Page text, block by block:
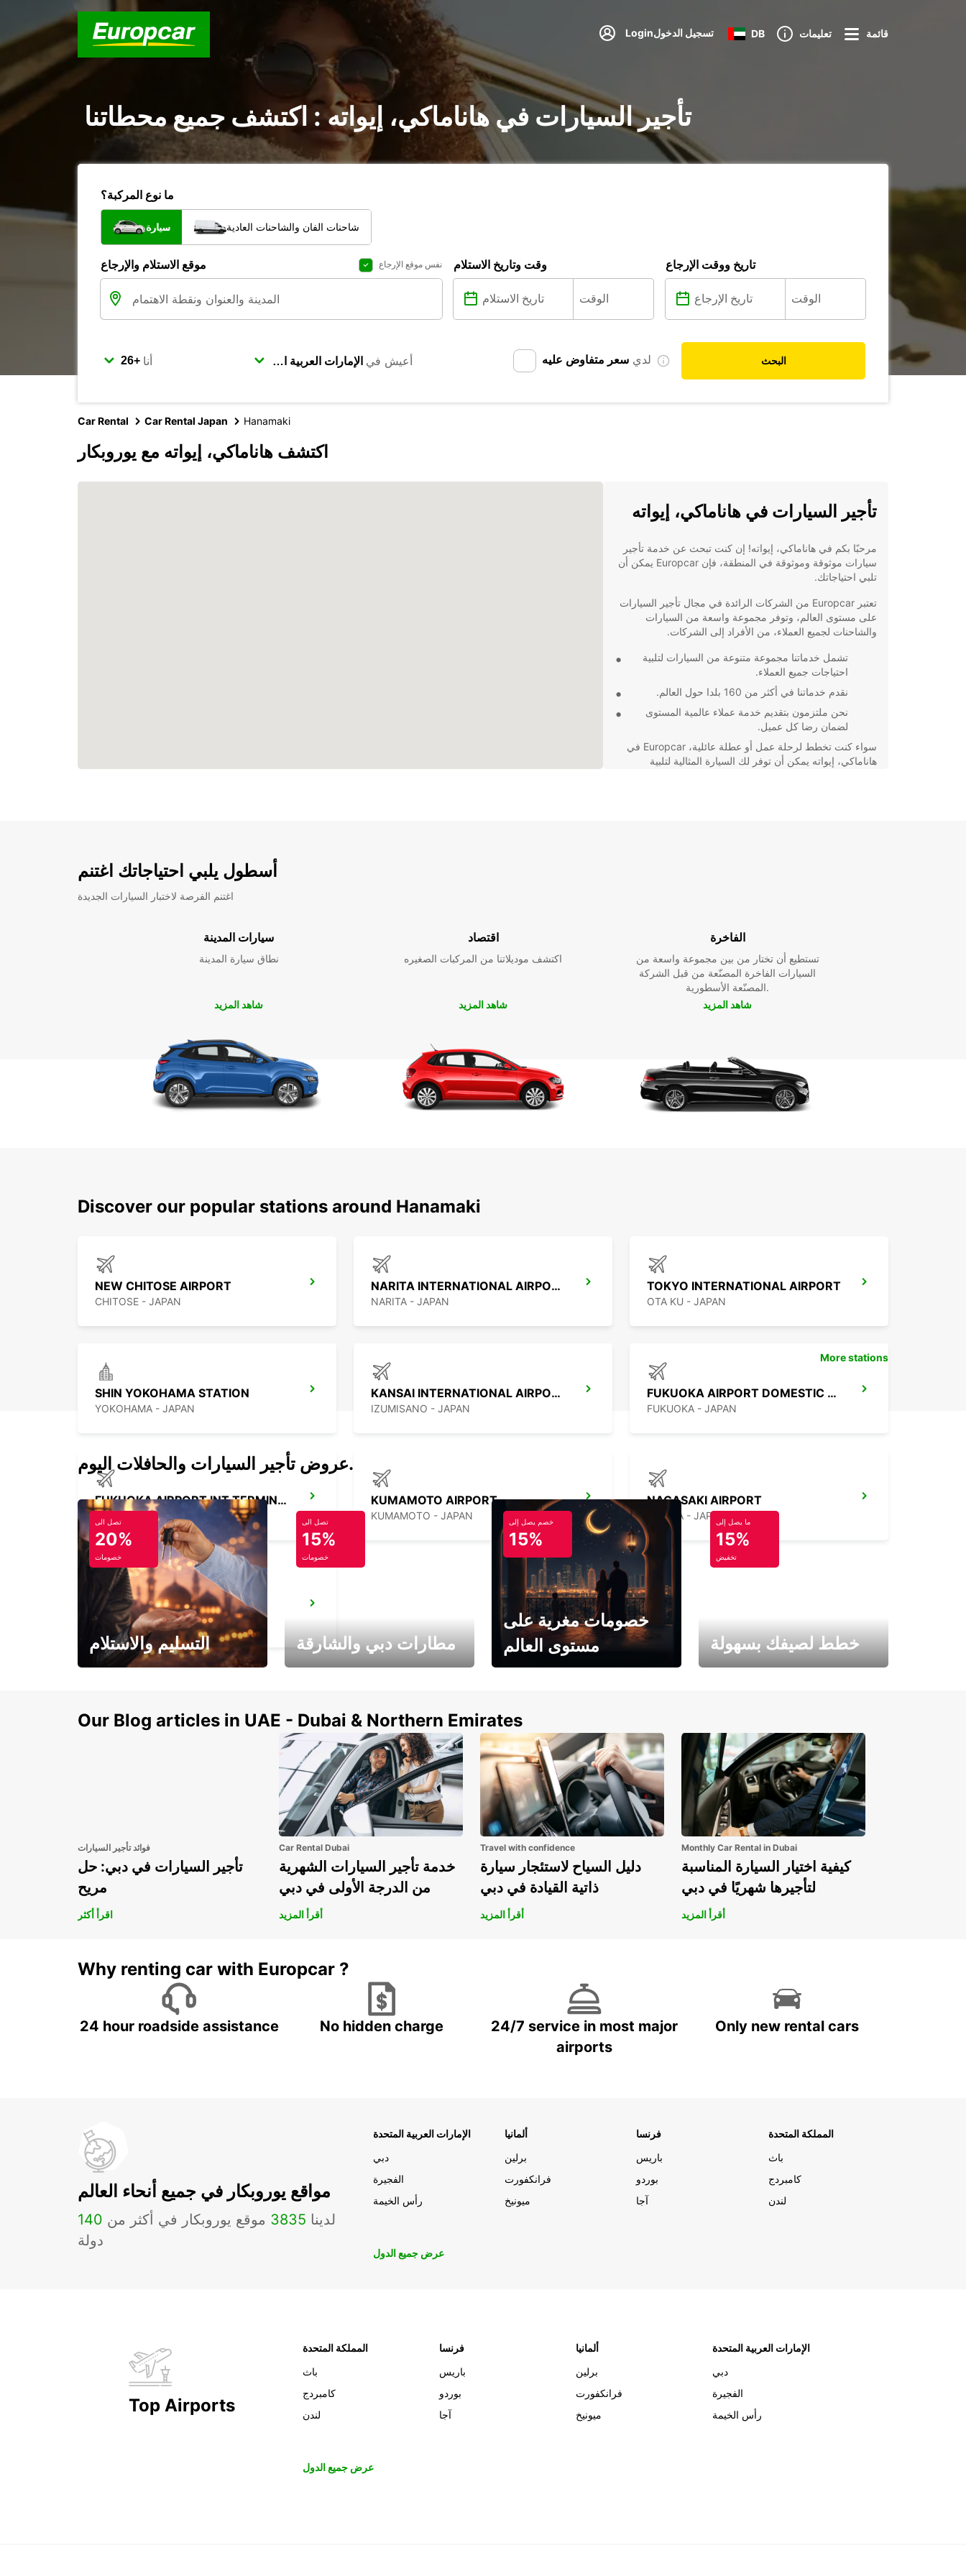
Loginتسجيل الدخول DB تعليمات قائمة
تأجير السيارات في هاناماكي، إيواته : اكتشف جميع محطاتنا
ما نوع المركبة؟
سيارة شاحنات الفان والشاحنات العادية
موقع الاستلام والإرجاع نفس موقع الإرجاع وقت وتاريخ الاستلام تاريخ ووقت الإرجاع
أنا أعيش في لدي سعر متفاوض عليه البحث
Car Rental Car Rental Japan Hanamaki
اكتشف هاناماكي، إيواته مع يوروبكار
تأجير السيارات في هاناماكي، إيواته
مرحبًا بكم في هاناماكي، إيواته! إن كنت تبحث عن خدمة تأجير
سيارات موثوقة وموثوقة في المنطقة، فإن Europcar يمكن أن
تلبي احتياجاتك.
تعتبر Europcar من الشركات الرائدة في مجال تأجير السيارات
على مستوى العالم، وتوفر مجموعة واسعة من السيارات
والشاحنات لجميع العملاء، من الأفراد إلى الشركات.
تشمل خدماتنا مجموعة متنوعة من السيارات لتلبية
احتياجات جميع العملاء.
نقدم خدماتنا في أكثر من 160 بلدا حول العالم.
نحن ملتزمون بتقديم خدمة عملاء عالمية المستوى
لضمان رضا كل عميل.
سواء كنت تخطط لرحلة عمل أو عطلة عائلية، Europcar في
هاناماكي، إيواته يمكن أن توفر لك السيارة المثالية لتلبية
أسطول يلبي احتياجاتك اغتنم
اغتنم الفرصة لاختبار السيارات الجديدة
سيارات المدينة
نطاق سيارة المدينة
شاهد المزيد
اقتصاد
اكتشف موديلاتنا من المركبات الصغيره
شاهد المزيد
الفاخرة
تستطيع أن تختار من بين مجموعة واسعة من
السيارات الفاخرة المصنّعة من قبل الشركة
المصنّعة الأسطورية.
شاهد المزيد
Discover our popular stations around Hanamaki
NEW CHITOSE AIRPORT
CHITOSE - JAPAN
NARITA INTERNATIONAL AIRPORT
NARITA - JAPAN
TOKYO INTERNATIONAL AIRPORT
OTA KU - JAPAN
SHIN YOKOHAMA STATION
YOKOHAMA - JAPAN
KANSAI INTERNATIONAL AIRPORT
IZUMISANO - JAPAN
FUKUOKA AIRPORT DOMESTIC TERMINAL
FUKUOKA - JAPAN
FUKUOKA AIRPORT INT TERMINAL
FUKUOKA - JAPAN
KUMAMOTO AIRPORT
KUMAMOTO - JAPAN
NAGASAKI AIRPORT
OMURA - JAPAN
GANGNAM DOWNTOWN
SEOUL - KOREA(SOUTH)
More stations
عروض تأجير السيارات والحافلات اليوم.
تصل الى
20%
خصومات
التسليم والاستلام
تصل الى
15%
خصومات
مطارات دبي والشارقة
خصم يصل إلى
15%
خصومات مغرية على
مستوى العالم
ما يصل إلى
15%
تخفيض
خطط لصيفك بسهولة
Our Blog articles in UAE - Dubai & Northern Emirates
فوائد تأجير السيارات
تأجير السيارات في دبي: حل
مريح
اقرأ أكثر
Car Rental Dubai
خدمة تأجير السيارات الشهرية
من الدرجة الأولى في دبي
أقرأ المزيد
Travel with confidence
دليل السياح لاستئجار سيارة
ذاتية القيادة في دبي
أقرأ المزيد
Monthly Car Rental in Dubai
كيفية اختيار السيارة المناسبة
لتأجيرها شهريًا في دبي
أقرأ المزيد
Why renting car with Europcar ?
24 hour roadside assistance No hidden charge
24/7 service in most major
airports
Only new rental cars
مواقع يوروبكار في جميع أنحاء العالم
لدينا 3835 موقع يوروبكار في أكثر من 140
دولة
الإمارات العربية المتحدة
دبي
الفجيرة
رأس الخيمة
ألمانيا
برلين
فرانكفورت
ميونيخ
فرنسا
باريس
بوردو
آجا
المملكة المتحدة
باث
كامبردج
لندن
عرض جميع الدول
Top Airports
المملكة المتحدة
باث
كامبردج
لندن
فرنسا
باريس
بوردو
آجا
ألمانيا
برلين
فرانكفورت
ميونيخ
الإمارات العربية المتحدة
دبي
الفجيرة
رأس الخيمة
عرض جميع الدول